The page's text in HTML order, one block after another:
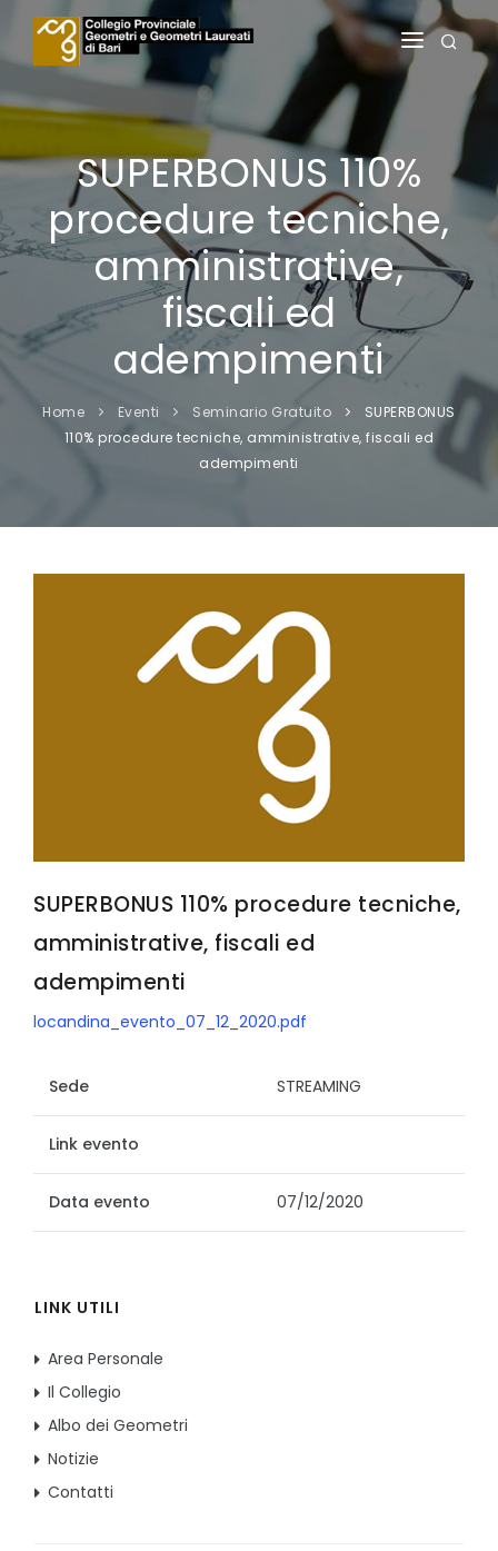
ALBI
SERVIZI AGLI ISCRITTI
SERVIZI AI PRATICANTI
FORMAZIONE
AREA RISERVATA
SUPERBONUS 110%
procedure tecniche,
amministrative,
fiscali ed
adempimenti
Home Eventi Seminario Gratuito
SUPERBONUS
110% procedure tecniche, amministrative, fiscali ed
adempimenti
SUPERBONUS 110% procedure tecniche,
amministrative, fiscali ed
adempimenti
locandina_evento_07_12_2020.pdf
Sede STREAMING
Link evento
Data evento 07/12/2020
LINK UTILI
Area Personale
Il Collegio
Albo dei Geometri
Notizie
Contatti